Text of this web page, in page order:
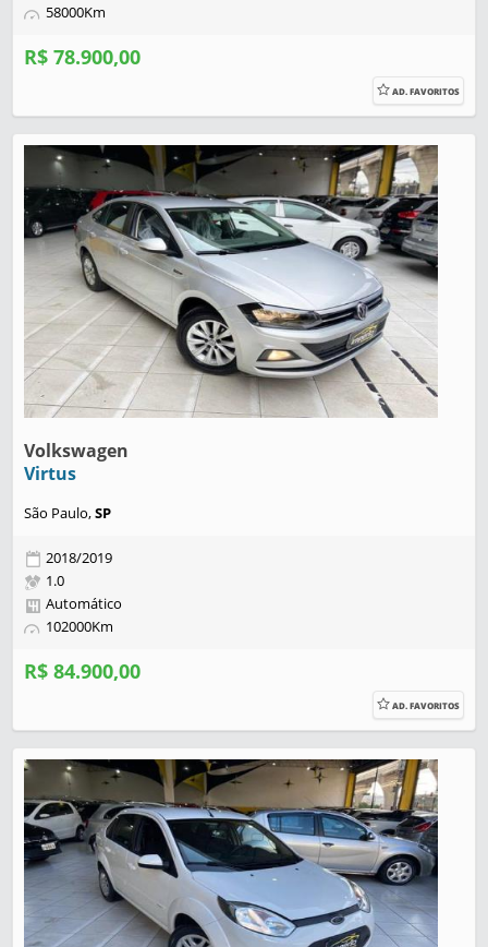
58000Km
R$ 78.900,00
AD. FAVORITOS
Volkswagen
Virtus
São Paulo,SP
2018/2019
1.0
Automático
102000Km
R$ 84.900,00
AD. FAVORITOS